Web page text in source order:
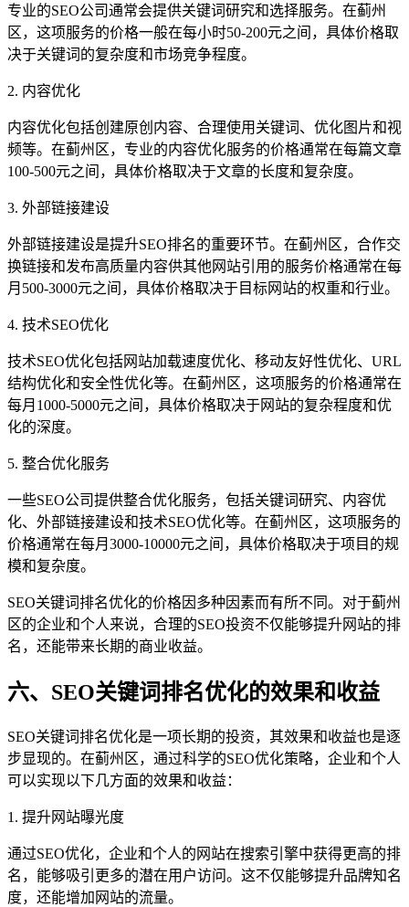
专业的SEO公司通常会提供关键词研究和选择服务。在蓟州
区，这项服务的价格一般在每小时50-200元之间，具体价格取
决于关键词的复杂度和市场竞争程度。
2. 内容优化
内容优化包括创建原创内容、合理使用关键词、优化图片和视
频等。在蓟州区，专业的内容优化服务的价格通常在每篇文章
100-500元之间，具体价格取决于文章的长度和复杂度。
3. 外部链接建设
外部链接建设是提升SEO排名的重要环节。在蓟州区，合作交
换链接和发布高质量内容供其他网站引用的服务价格通常在每
月500-3000元之间，具体价格取决于目标网站的权重和行业。
4. 技术SEO优化
技术SEO优化包括网站加载速度优化、移动友好性优化、URL
结构优化和安全性优化等。在蓟州区，这项服务的价格通常在
每月1000-5000元之间，具体价格取决于网站的复杂程度和优
化的深度。
5. 整合优化服务
一些SEO公司提供整合优化服务，包括关键词研究、内容优
化、外部链接建设和技术SEO优化等。在蓟州区，这项服务的
价格通常在每月3000-10000元之间，具体价格取决于项目的规
模和复杂度。
SEO关键词排名优化的价格因多种因素而有所不同。对于蓟州
区的企业和个人来说，合理的SEO投资不仅能够提升网站的排
名，还能带来长期的商业收益。
六、SEO关键词排名优化的效果和收益
SEO关键词排名优化是一项长期的投资，其效果和收益也是逐
步显现的。在蓟州区，通过科学的SEO优化策略，企业和个人
可以实现以下几方面的效果和收益：
1. 提升网站曝光度
通过SEO优化，企业和个人的网站在搜索引擎中获得更高的排
名，能够吸引更多的潜在用户访问。这不仅能够提升品牌知名
度，还能增加网站的流量。